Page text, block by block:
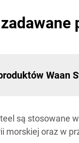
Waan
są stosowane
morskiej oraz w